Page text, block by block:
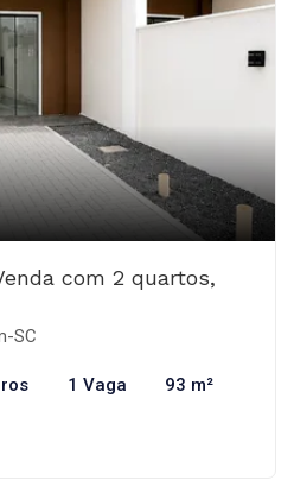
com 2 quartos,
SC
1 Vaga 93 m²